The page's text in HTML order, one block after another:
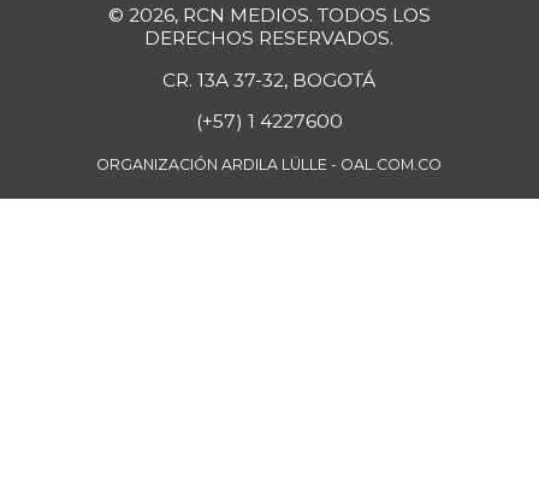
© 2026, RCN MEDIOS. TODOS LOS
DERECHOS RESERVADOS.
CR. 13A 37-32, BOGOTÁ
(+57) 1 4227600
ORGANIZACIÓN ARDILA LÜLLE - OAL.COM.CO